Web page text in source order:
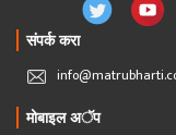
संपर्क करा
मोबाइल अॅप